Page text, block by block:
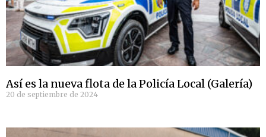
Así es la nueva flota de la Policía Local (Galería)
20 de septiembre de 2024